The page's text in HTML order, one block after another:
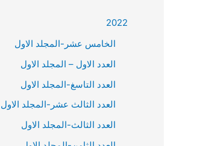
2022
الخامس عشر-المجلد الاول
العدد الاول – المجلد الاول
العدد التاسغ-المجلد الاول
العدد الثالث عشر-المجلد الاول
العدد الثالث-المجلد الاول